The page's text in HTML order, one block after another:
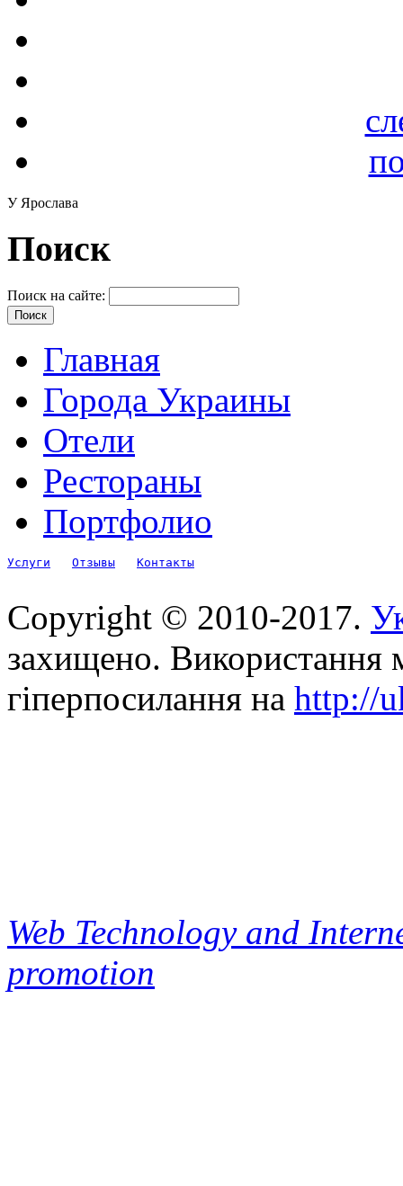
У Ярослава
Поиск
Поиск на сайте:
Главная
Города Украины
Отели
Рестораны
Портфолио
Услуги Отзывы Контакты
Copyright © 2010-2017.
захищено. Використання
гіперпосилання на http://
Web Technology and
promotion